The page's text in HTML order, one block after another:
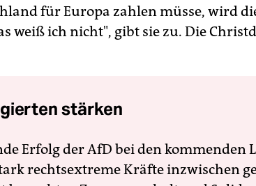
für Europa zahlen müsse, wird
weiß ich nicht", gibt sie zu. Die
stärken
Erfolg der AfD bei den kommenden
rechtsextreme Kräfte inzwischen